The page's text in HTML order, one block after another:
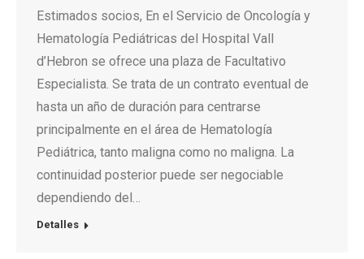
Estimados socios, En el Servicio de Oncología y
Hematología Pediátricas del Hospital Vall
d’Hebron se ofrece una plaza de Facultativo
Especialista. Se trata de un contrato eventual de
hasta un año de duración para centrarse
principalmente en el área de Hematología
Pediátrica, tanto maligna como no maligna. La
continuidad posterior puede ser negociable
dependiendo del…
Detalles